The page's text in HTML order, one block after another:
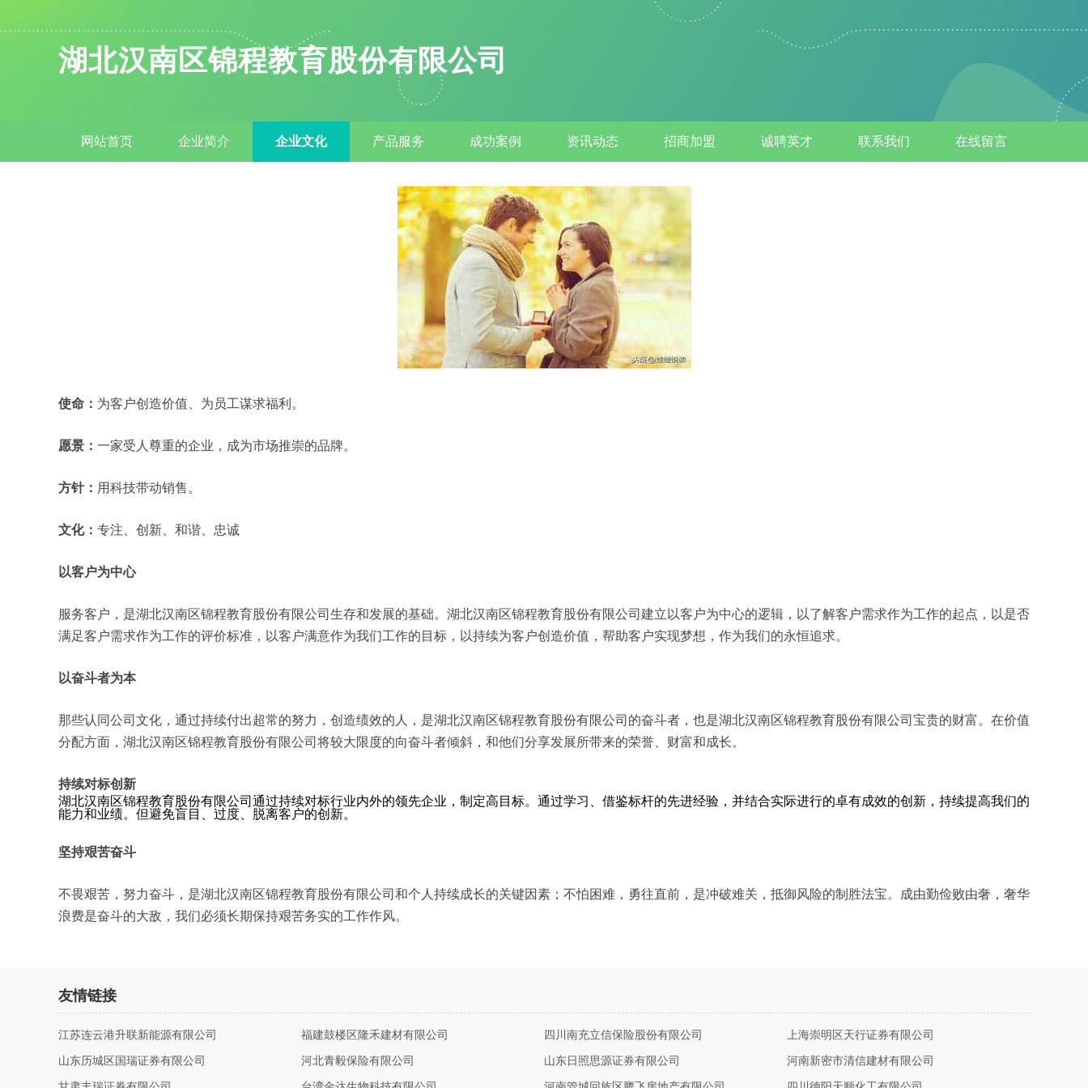
湖北汉南区锦程教育股份有限公司
网站首页 企业简介 企业文化 产品服务 成功案例 资讯动态 招商加盟 诚聘英才 联系我们 在线留言
使命： 为客户创造价值、为员工谋求福利。
愿景： 一家受人尊重的企业，成为市场推崇的品牌。
方针： 用科技带动销售。
文化： 专注、创新、和谐、忠诚
以客户为中心
服务客户，是湖北汉南区锦程教育股份有限公司生存和发展的基础。湖北汉南区锦程教育股份有限公司建立以客户为中心的逻辑，以了解客户需求作为工作的起点，以是否
满足客户需求作为工作的评价标准，以客户满意作为我们工作的目标，以持续为客户创造价值，帮助客户实现梦想，作为我们的永恒追求。
以奋斗者为本
那些认同公司文化，通过持续付出超常的努力，创造绩效的人，是湖北汉南区锦程教育股份有限公司的奋斗者，也是湖北汉南区锦程教育股份有限公司宝贵的财富。在价值
分配方面，湖北汉南区锦程教育股份有限公司将较大限度的向奋斗者倾斜，和他们分享发展所带来的荣誉、财富和成长。
持续对标创新
湖北汉南区锦程教育股份有限公司通过持续对标行业内外的领先企业，制定高目标。通过学习、借鉴标杆的先进经验，并结合实际进行的卓有成效的创新，持续提高我们的
能力和业绩。但避免盲目、过度、脱离客户的创新。
坚持艰苦奋斗
不畏艰苦，努力奋斗，是湖北汉南区锦程教育股份有限公司和个人持续成长的关键因素；不怕困难，勇往直前，是冲破难关，抵御风险的制胜法宝。成由勤俭败由奢，奢华
浪费是奋斗的大敌，我们必须长期保持艰苦务实的工作作风。
友情链接
江苏连云港升联新能源有限公司 福建鼓楼区隆禾建材有限公司 四川南充立信保险股份有限公司 上海崇明区天行证券有限公司
山东历城区国瑞证券有限公司 河北青毅保险有限公司 山东日照思源证券有限公司 河南新密市清信建材有限公司